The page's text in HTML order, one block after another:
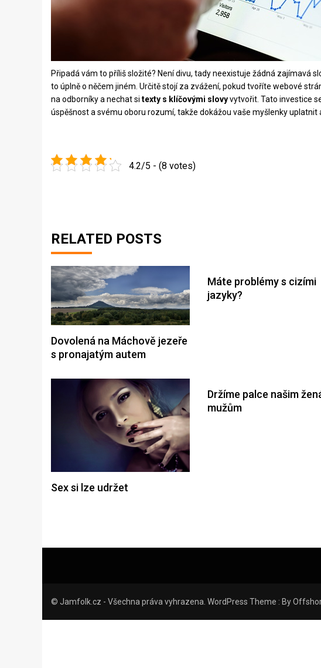
Připadá vám to příliš složité? Není divu, tady neexistuje žádná zajímavá
to úplně o něčem jiném. Určitě stojí za zvážení, pokud tvoříte webové
na odborníky a nechat si texty s klíčovými slovyvytvořit. Tato investice
úspěšnost a svému oboru rozumí, takže dokážou vaše myšlenky uplatnit
4.2/5 - (8 votes)
RELATED POSTS
Dovolená na Máchově jezeře
s pronajatým autem
Máte problémy s cizími
jazyky?
Sex si lze udržet
Držíme palce našim
mužům
© Jamfolk.cz - Všechna práva vyhrazena. WordPress Theme : By